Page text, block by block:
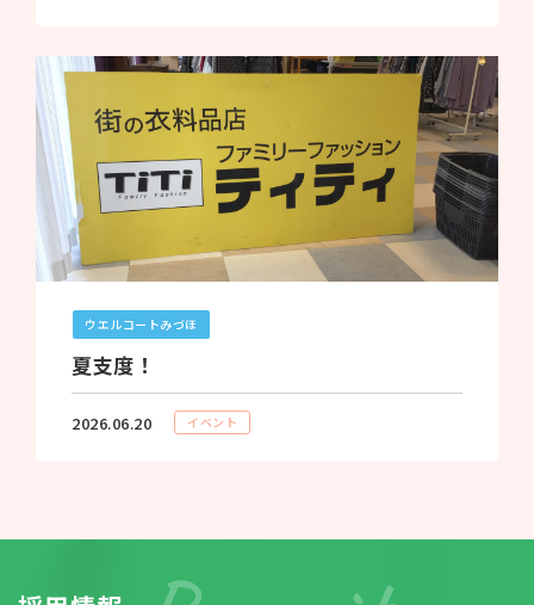
ウエルコートみづほ
夏支度！
2026.06.20 イベント